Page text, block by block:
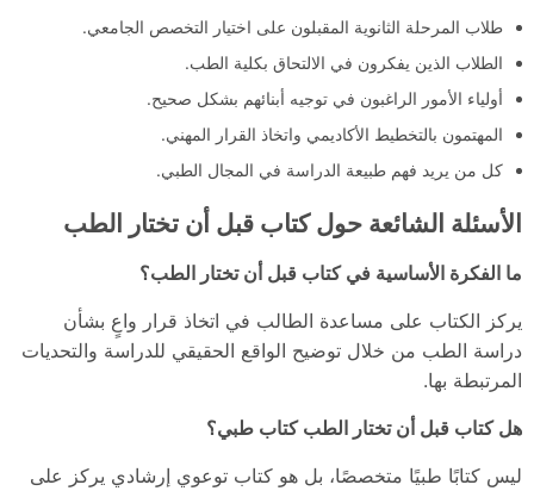
طلاب المرحلة الثانوية المقبلون على اختيار التخصص الجامعي.
الطلاب الذين يفكرون في الالتحاق بكلية الطب.
أولياء الأمور الراغبون في توجيه أبنائهم بشكل صحيح.
المهتمون بالتخطيط الأكاديمي واتخاذ القرار المهني.
كل من يريد فهم طبيعة الدراسة في المجال الطبي.
الأسئلة الشائعة حول كتاب قبل أن تختار الطب
ما الفكرة الأساسية في كتاب قبل أن تختار الطب؟
يركز الكتاب على مساعدة الطالب في اتخاذ قرار واعٍ بشأن
دراسة الطب من خلال توضيح الواقع الحقيقي للدراسة والتحديات
المرتبطة بها.
هل كتاب قبل أن تختار الطب كتاب طبي؟
ليس كتابًا طبيًا متخصصًا، بل هو كتاب توعوي إرشادي يركز على